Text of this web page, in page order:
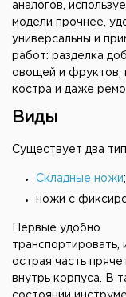
аналогов,
модели прочнее,
универсальны и
работ: разделка
овощей и фруктов,
костра и даже
Виды
Существует два
Складные ножи;
ножи с
Первые удобно
транспортировать,
острая часть
внутрь корпуса. В